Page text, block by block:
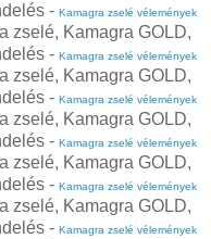
- Kamagra zselé vélemények
zselé, Kamagra GOLD,
- Kamagra zselé vélemények
zselé, Kamagra GOLD,
- Kamagra zselé vélemények
zselé, Kamagra GOLD,
- Kamagra zselé vélemények
zselé, Kamagra GOLD,
- Kamagra zselé vélemények
zselé, Kamagra GOLD,
- Kamagra zselé vélemények